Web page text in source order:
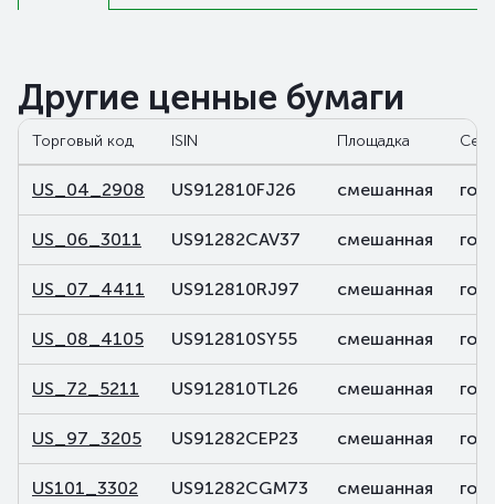
Другие ценные бумаги
Торговый код ISIN Площадка
US_04_2908 US912810FJ26 смешанная
US_06_3011 US91282CAV37 смешанная
US_07_4411 US912810RJ97 смешанная
US_08_4105 US912810SY55 смешанная
US_72_5211 US912810TL26 смешанная
US_97_3205 US91282CEP23 смешанная
US101_3302 US91282CGM73 смешанная